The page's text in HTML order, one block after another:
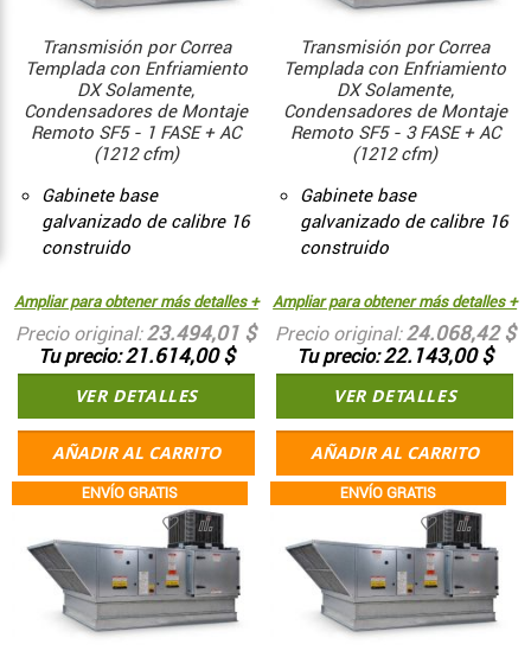
Transmisión por Correa
Templada con Enfriamiento
DX Solamente,
Condensadores de Montaje
Remoto SF5 - 1 FASE + AC
(1212 cfm)
Gabinete base
galvanizado de calibre 16
construido
Ampliar para obtener más detalles +
Precio original 23.494,01 $
Tu precio 21.614,00 $
VER DETALLES
AÑADIR AL CARRITO
Transmisión por Correa
Templada con Enfriamiento
DX Solamente,
Condensadores de Montaje
Remoto SF5 - 3 FASE + AC
(1212 cfm)
Gabinete base
galvanizado de calibre 16
construido
Ampliar para obtener más detalles +
Precio original 24.068,42 $
Tu precio 22.143,00 $
VER DETALLES
AÑADIR AL CARRITO
ENVÍO GRATIS ENVÍO GRATIS